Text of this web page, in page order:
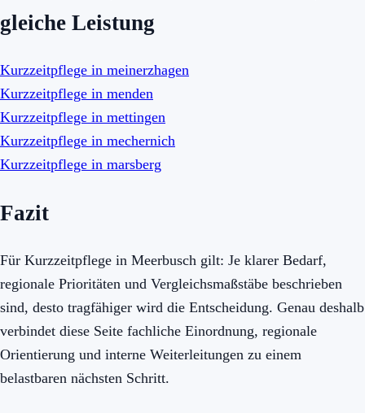
gleiche Leistung
Kurzzeitpflege in meinerzhagen
Kurzzeitpflege in menden
Kurzzeitpflege in mettingen
Kurzzeitpflege in mechernich
Kurzzeitpflege in marsberg
Fazit
Für Kurzzeitpflege in Meerbusch gilt: Je klarer Bedarf,
regionale Prioritäten und Vergleichsmaßstäbe beschrieben
sind, desto tragfähiger wird die Entscheidung. Genau deshalb
verbindet diese Seite fachliche Einordnung, regionale
Orientierung und interne Weiterleitungen zu einem
belastbaren nächsten Schritt.